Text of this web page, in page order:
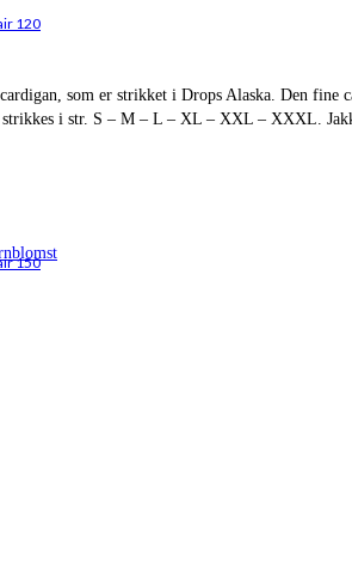
120
150
som er strikket i Drops Alaska. Den fine
i str. S – M – L – XL – XXL – XXXL.